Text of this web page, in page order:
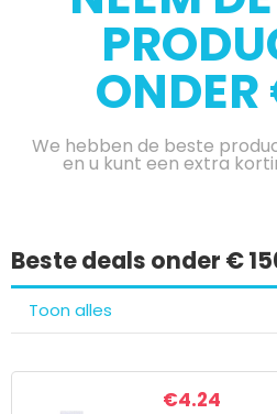
We hebben de beste
en u kunt een extra
Beste deals onder €
Toon alles
€4.24